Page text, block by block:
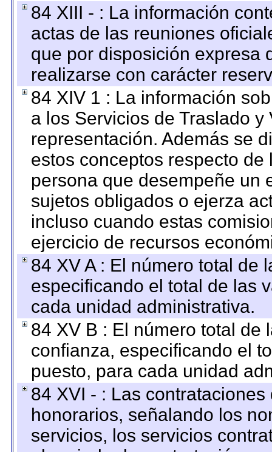
84 XIII - : La información
actas de las reuniones
que por disposición expresa
realizarse con carácter
84 XIV 1 : La información
a los Servicios de Traslado
representación. Además se
estos conceptos respecto
persona que desempeñe un
sujetos obligados o ejerza
incluso cuando estas
ejercicio de recursos
84 XV A : El número total de
especificando el total de las
cada unidad administrativa.
84 XV B : El número total de
confianza, especificando el
puesto, para cada unidad
84 XVI - : Las
honorarios, señalando los
servicios, los servicios